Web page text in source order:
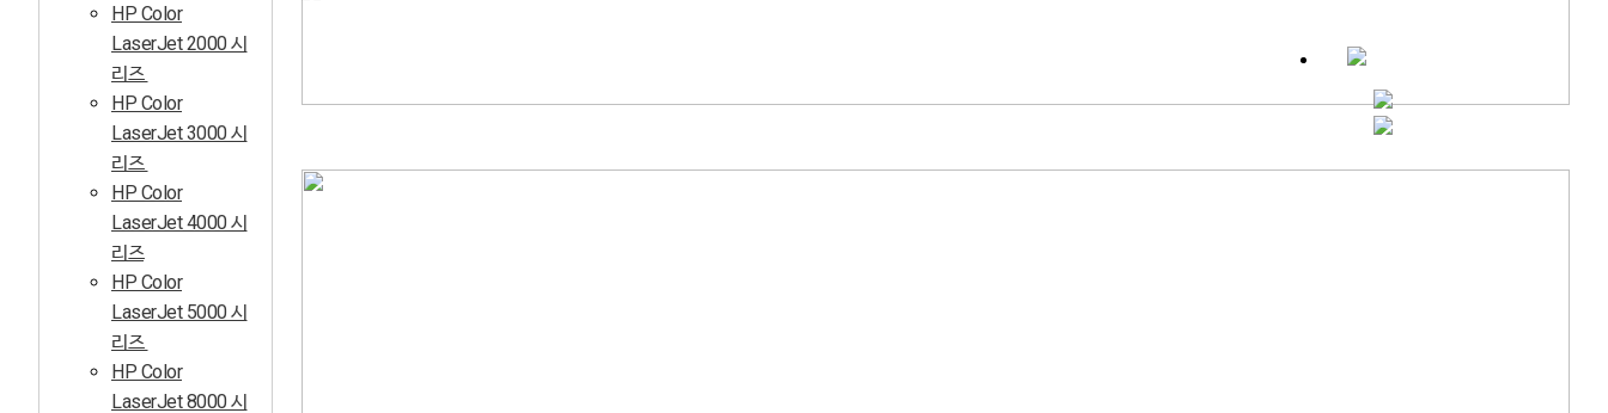
HP Color
LaserJet 2000 시
리즈
HP Color
LaserJet 3000 시
리즈
HP Color
LaserJet 4000 시
리즈
HP Color
LaserJet 5000 시
리즈
HP Color
LaserJet 8000 시